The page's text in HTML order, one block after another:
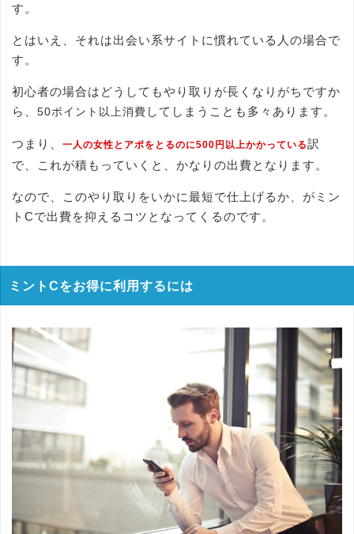
す。
とはいえ、それは出会い系サイトに慣れている人の場合で
す。
初心者の場合はどうしてもやり取りが長くなりがちですか
ら、 50ポイント以上消費 してしまうことも多々あります。
つまり、 一人の女性とアポをとるのに500円以上かかっている訳
で、これが積もっていくと、かなりの出費となります。
なので、このやり取りをいかに最短で仕上げるか、がミン
トCで出費を抑えるコツとなってくるのです。
ミントCをお得に利用するには